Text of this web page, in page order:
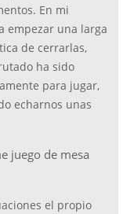
En mi
empezar una larga
de cerrarlas,
ha sido
para jugar,
echarnos unas
el propio